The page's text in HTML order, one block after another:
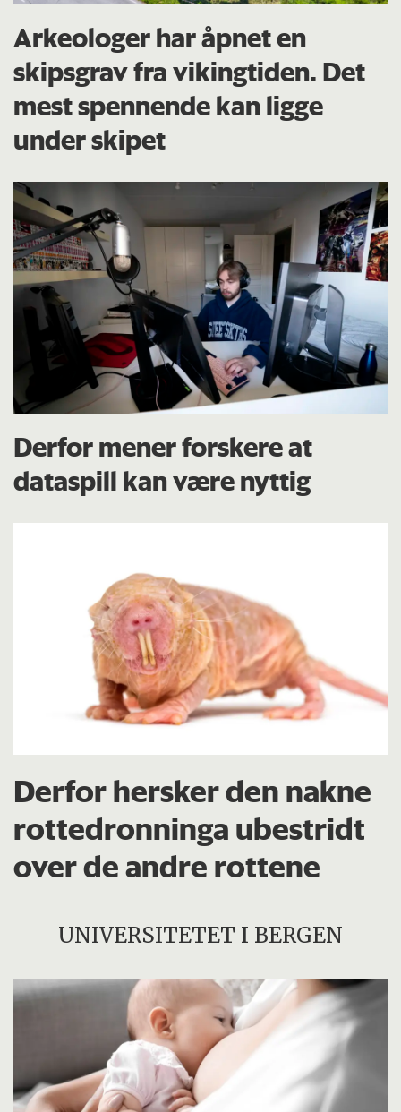
Arkeologer har åpnet en
skipsgrav fra vikingtiden. Det
mest spennende kan ligge
under skipet
Derfor mener forskere at
dataspill kan være nyttig
Derfor hersker den nakne
rottedronninga ubestridt
over de andre rottene
UNIVERSITETET I BERGEN